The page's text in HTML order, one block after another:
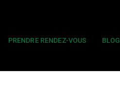
PRENDRE RENDEZ-VOUS BLOG